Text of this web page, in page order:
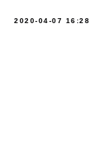
2020-04-07 16:28